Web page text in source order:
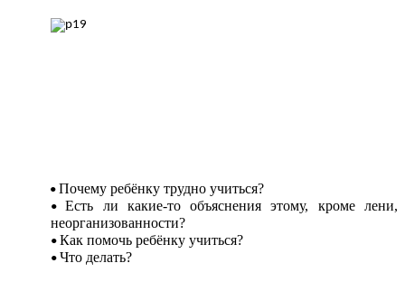
Почему ребёнку трудно учиться?
Есть ли какие-то объяснения этому, кроме лени,
неорганизованности?
Как помочь ребёнку учиться?
Что делать?